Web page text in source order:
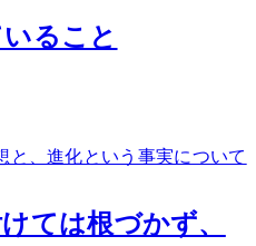
ること
と、進化という事実について
ては根づかず、